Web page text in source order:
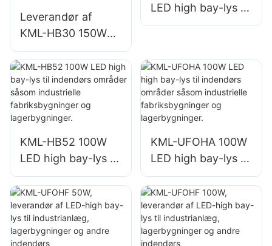
Leverandør af
KML-HB30 150W
LED industri- og
minedriftsbelysning
til indendørs
områder såsom
fitnesscentre og
LED high bay-lys til
indendørs områder
reparationsværkste
der og
lagerbygninger.
KML-HB52 100W
LED high bay-lys til
indendørs områder
såsom industrielle
fabriksbygninger
og lagerbygninger.
KML-UFOHA 100W
LED high bay-lys til
indendørs områder
såsom industrielle
fabriksbygninger
og lagerbygninger.